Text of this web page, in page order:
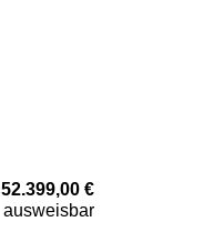
52.399,00 €
ausweisbar